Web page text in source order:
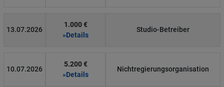
13.07.2026
1.000 €
»Details
Studio-Betreiber
10.07.2026
5.200 €
»Details
Nichtregierungsorganisation